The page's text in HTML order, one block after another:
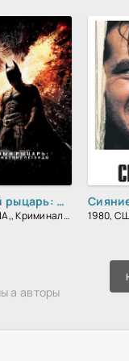
Темный рыцарь: Возрождение легенды
2012, США,, Криминал, Фантастика, Боевик, Триллер, Зарубежный, Драма
а авторы